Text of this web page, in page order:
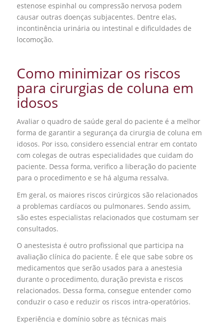
estenose espinhal ou compressão nervosa podem
causar outras doenças subjacentes. Dentre elas,
incontinência urinária ou intestinal e dificuldades de
locomoção.
Como minimizar os riscos
para cirurgias de coluna em
idosos
Avaliar o quadro de saúde geral do paciente é a melhor
forma de garantir a segurança da cirurgia de coluna em
idosos. Por isso, considero essencial entrar em contato
com colegas de outras especialidades que cuidam do
paciente. Dessa forma, verifico a liberação do paciente
para o procedimento e se há alguma ressalva.
Em geral, os maiores riscos cirúrgicos são relacionados
a problemas cardíacos ou pulmonares. Sendo assim,
são estes especialistas relacionados que costumam ser
consultados.
O anestesista é outro profissional que participa na
avaliação clínica do paciente. É ele que sabe sobre os
medicamentos que serão usados para a anestesia
durante o procedimento, duração prevista e riscos
relacionados. Dessa forma, consegue entender como
conduzir o caso e reduzir os riscos intra-operatórios.
Experiência e domínio sobre as técnicas mais